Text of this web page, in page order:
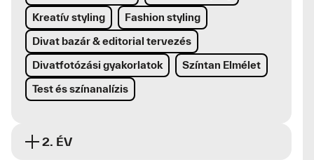
Kreatív styling
Fashion styling
Divat bazár & editorial tervezés
Divatfotózási gyakorlatok
Színtan Elmélet
Test és színanalízis
2. ÉV